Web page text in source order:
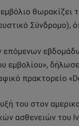
θωρακίζει
Σύνδρομο),
επόμενων
εμβολίου»,
πρακτορείο
του στον
ασθενειών του